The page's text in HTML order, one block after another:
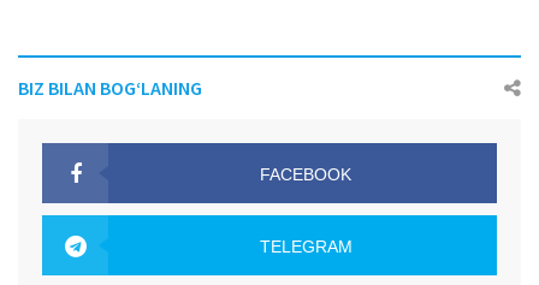
BIZ BILAN BOG‘LANING
FACEBOOK
TELEGRAM